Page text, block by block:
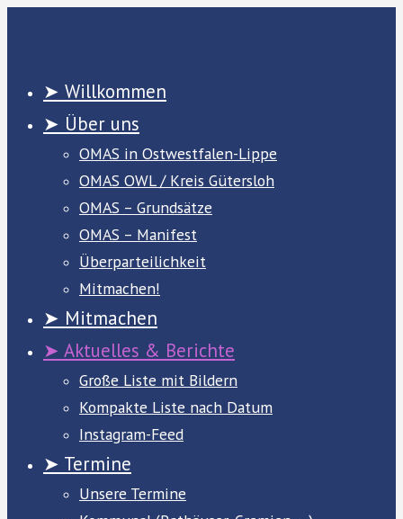
➤ Willkommen
➤ Über uns
OMAS in Ostwestfalen-Lippe
OMAS OWL / Kreis Gütersloh
OMAS – Grundsätze
OMAS – Manifest
Überparteilichkeit
Mitmachen!
➤ Mitmachen
➤ Aktuelles & Berichte
Große Liste mit Bildern
Kompakte Liste nach Datum
Instagram-Feed
➤ Termine
Unsere Termine